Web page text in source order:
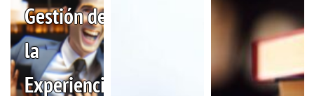
Gestión de
la
Experiencia